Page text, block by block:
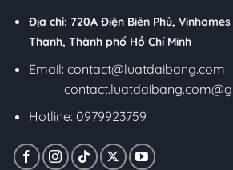
Địa chỉ: 720A Điện Biên Phủ,
Thạnh, Thành phố Hồ Chí Minh
Email: contact@luatdaibang.com
Hotline: 0979923759